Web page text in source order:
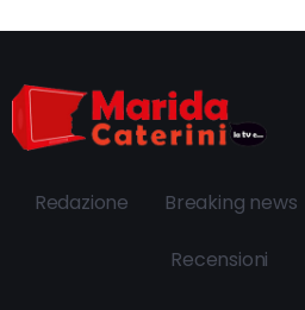
Redazione Breaking news
Recensioni